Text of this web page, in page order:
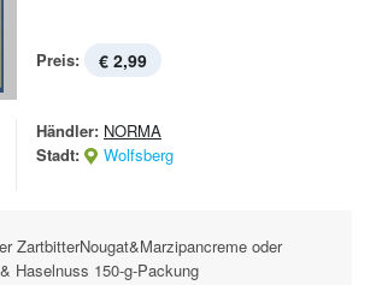
Preis: € 2,99
Händler: NORMA
Stadt:
Wolfsberg
ZartbitterNougat&Marzipancreme oder
Haselnuss 150-g-Packung